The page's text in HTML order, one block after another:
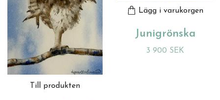
Till produkten
Lägg i varukorgen
Junigrönska
3 900 SEK